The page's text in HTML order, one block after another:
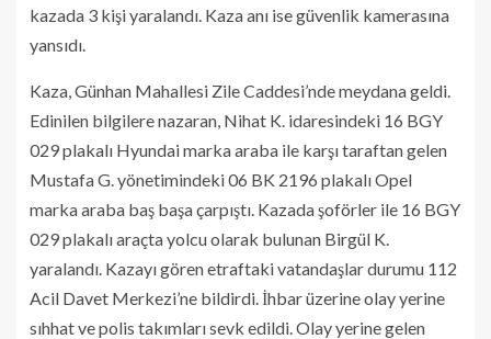
kazada 3 kişi yaralandı. Kaza anı ise güvenlik kamerasına
yansıdı.
Kaza, Günhan Mahallesi Zile Caddesi’nde meydana geldi.
Edinilen bilgilere nazaran, Nihat K. idaresindeki 16 BGY
029 plakalı Hyundai marka araba ile karşı taraftan gelen
Mustafa G. yönetimindeki 06 BK 2196 plakalı Opel
marka araba baş başa çarpıştı. Kazada şoförler ile 16 BGY
029 plakalı araçta yolcu olarak bulunan Birgül K.
yaralandı. Kazayı gören etraftaki vatandaşlar durumu 112
Acil Davet Merkezi’ne bildirdi. İhbar üzerine olay yerine
sıhhat ve polis takımları sevk edildi. Olay yerine gelen